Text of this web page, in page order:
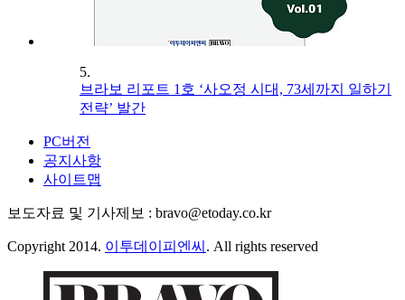
5.
브라보 리포트 1호 ‘사오정 시대, 73세까지 일하기
전략’ 발간
PC버전
공지사항
사이트맵
보도자료 및 기사제보 : bravo@etoday.co.kr
Copyright 2014. 이투데이피엔씨 . All rights reserved